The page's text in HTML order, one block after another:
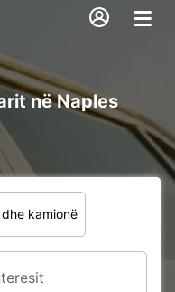
në Naples
kamionë